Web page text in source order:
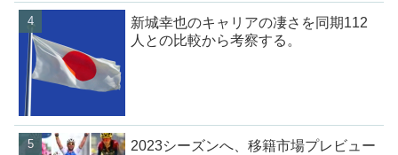
新城幸也のキャリアの凄さを同期112
人との比較から考察する。
2023シーズンへ、移籍市場プレビュー